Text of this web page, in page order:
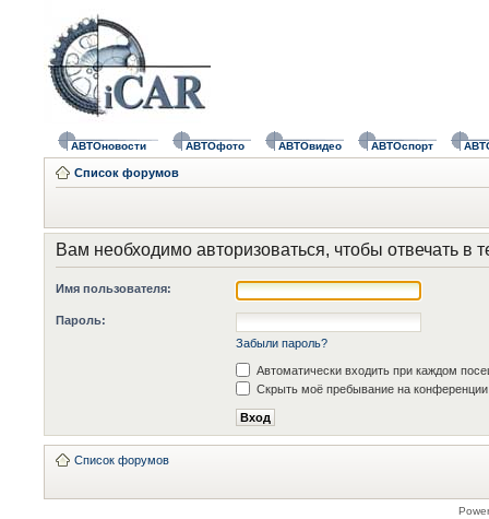
АВТОновости АВТОфото АВТОвидео АВТОспорт
Список форумов
Вам необходимо авторизоваться, чтобы отвечать в
Имя пользователя:
Пароль:
Забыли пароль?
Автоматически входить при каждом
Скрыть моё пребывание на конференции
Список форумов